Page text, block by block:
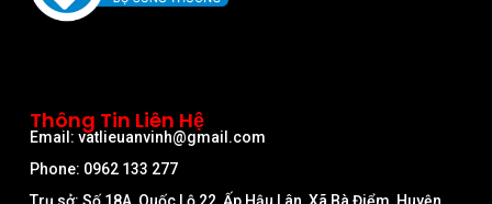
Thông Tin Liên Hệ
Email: vatlieuanvinh@gmail.com
Phone: 0962 133 277